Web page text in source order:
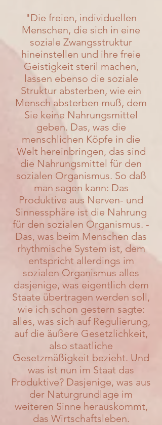
"Die freien, individuellen
Menschen, die sich in eine
soziale Zwangsstruktur
hineinstellen und ihre freie
Geistigkeit steril machen,
lassen ebenso die soziale
Struktur absterben, wie ein
Mensch absterben muß, dem
Sie keine Nahrungsmittel
geben. Das, was die
menschlichen Köpfe in die
Welt hereinbringen, das sind
die Nahrungsmittel für den
sozialen Organismus. So daß
man sagen kann: Das
Produktive aus Nerven- und
Sinnessphäre ist die Nahrung
für den sozialen Organismus. -
Das, was beim Menschen das
rhythmische System ist, dem
entspricht allerdings im
sozialen Organismus alles
dasjenige, was eigentlich dem
Staate übertragen werden soll,
wie ich schon gestern sagte:
alles, was sich auf Regulierung,
auf die äußere Gesetzlichkeit,
also staatliche
Gesetzmäßigkeit bezieht. Und
was ist nun im Staat das
Produktive? Dasjenige, was aus
der Naturgrundlage im
weiteren Sinne herauskommt,
das Wirtschaftsleben.